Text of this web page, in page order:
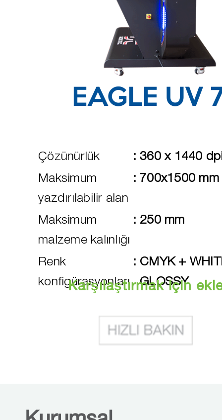
EAGLE UV
Çözünürlük : 360 x 1440
Maksimum
yazdırılabilir alan
: 700x1500 mm
Maksimum
malzeme kalınlığı
: 250 mm
Renk
konfigürasyonları
: CMYK +
GLOSSY
Karşılaştırmak için